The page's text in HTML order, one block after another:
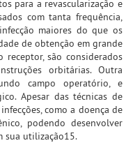
para a revascularização e
com tanta frequência,
maiores do que os
de obtenção em grande
são considerados
orbitárias. Outra
campo operatório, e
Apesar das técnicas de
como a doença de
podendo desenvolver
sua utilização15.